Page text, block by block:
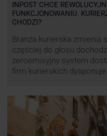
INPOST CHCE
FUNKCJONOWANIU.
CHODZI?
Branża kurierska zmienia
częściej do głosu
zeroemisyjny system
firm kurierskich
ale też sposobie
wprowadzić również
sprzeciw pracowników …